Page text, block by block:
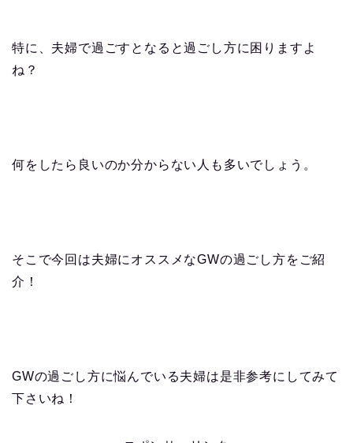
特に、夫婦で過ごすとなると過ごし方に困りますよ
ね？
何をしたら良いのか分からない人も多いでしょう。
そこで今回は夫婦にオススメなGWの過ごし方をご紹
介！
GWの過ごし方に悩んでいる夫婦は是非参考にしてみて
下さいね！